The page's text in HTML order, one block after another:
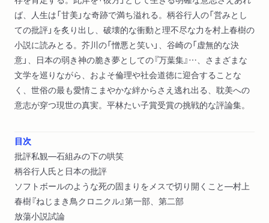
ば、人生は「甘美」な奇跡で満ち溢れる。柄谷行人の「営みとし
ての批評」を炙り出し、破壊的な衝動と理不尽な力を村上春樹の
小説に読みとる。芥川の「憎悪と笑い」、谷崎の「虚無的な決
意」、日本の弱き神の脆き夢としての『万葉集』…、さまざまな
文学を巡りながら、およそ倫理や社会道徳に迎合することな
く、世俗の最も愛情こまやかな絆からさえ逃れ出る、耽美への
意志が穿つ現世の真実。平林たい子賞受賞の挑戦的な評論集。
目次
批評私観―石組みの下の哄笑
柄谷行人氏と日本の批評
ソフトボールのような死の固まりをメスで切り開くこと―村上
春樹『ねじまき鳥クロニクル』第一部、第二部
放蕩小説試論